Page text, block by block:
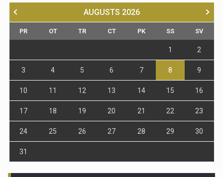
AUGUSTS 2026
PR OT TR CT PK SS SV
1 2
3 4 5 6 7 8 9
10 11 12 13 14 15 16
17 18 19 20 21 22 23
24 25 26 27 28 29 30
31